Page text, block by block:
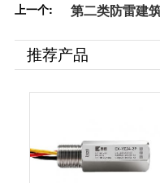
上一个:
第二类防雷建
——国标规范【
造防雷】
推荐产品